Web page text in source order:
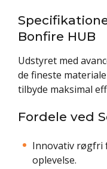
Bonfire HUB
Udstyret med
de fineste
tilbyde maksimal
Fordele ved
Innovativ
oplevelse.